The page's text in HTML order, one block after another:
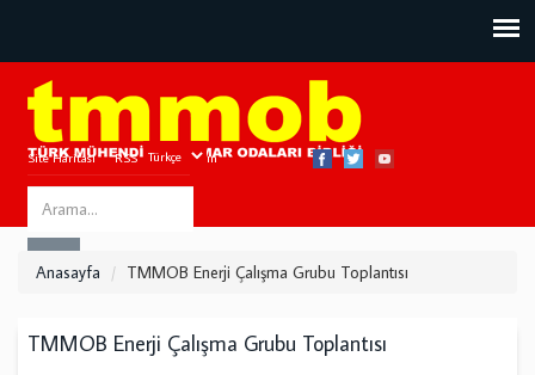
Site Haritası RSS Bize Ulaşın
Search
this
Anasayfa TMMOB Enerji Çalışma Grubu Toplantısı
TMMOB Enerji Çalışma Grubu Toplantısı